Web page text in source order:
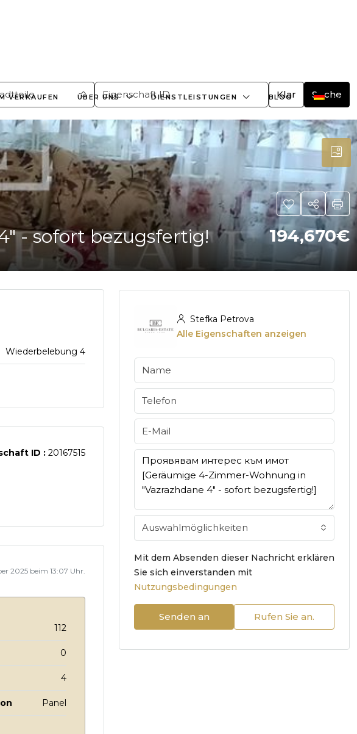
VERKAUFEN ÜBER UNS DIENSTLEISTUNGEN BLOG
Klar Suche
- sofort bezugsfertig! 194,670€
Wiederbelebung 4
ID :20167515
2025 beim 13:07 Uhr.
112
0
4
Panel
Stefka Petrova
Alle Eigenschaften anzeigen
Auswahlmöglichkeiten
Mit dem Absenden dieser Nachricht erklären
Sie sich einverstanden mit
Nutzungsbedingungen
Senden an Rufen Sie an.